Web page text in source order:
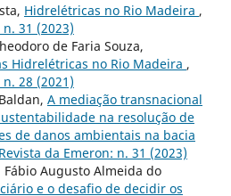
Hidrelétricas no Rio Madeira ,
31 (2023)
de Faria Souza,
Hidrelétricas no Rio Madeira ,
28 (2021)
A mediação transnacional
na resolução de
de danos ambientais na bacia
Revista da Emeron: n. 31 (2023)
Augusto Almeida do
e o desafio de decidir os